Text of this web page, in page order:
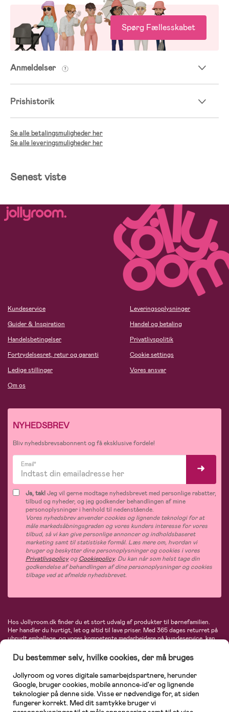
Spørg Fællesskabet
Anmeldelser
Prishistorik
Se alle betalingsmuligheder her
Se alle leveringsmuligheder her
Senest viste
Kundeservice
Guider & Inspiration
Handelsbetingelser
Fortrydelsesret, retur og garanti
Ledige stillinger
Om os
Leveringsoplysninger
Handel og betaling
Privatlivspolitik
Cookie settings
Vores ansvar
NYHEDSBREV
Bliv nyhedsbrevsabonnent og få eksklusive fordele!
Email*
Ja, tak!Jeg vil gerne modtage nyhedsbrevet med personlige rabatter,
tilbud og nyheder, og jeg godkender behandlingen af mine
personoplysninger i henhold til nedenstående.
Vores nyhedsbrev anvender cookies og lignende teknologi for at
måle markedsåbningsgraden og vores kunders interesse for vores
tilbud, så vi kan give personlige annoncer og indholdsbaseret
marketing samt til statistiske formål. Læs mere om, hvordan vi
bruger og beskytter dine personoplysninger og cookies i vores
PrivatlivspolicyogCookiepolicy. Du kan når som helst tage din
godkendelse af behandlingen af dine personoplysninger og cookies
tilbage ved at afmelde nyhedsbrevet.
Hos Jollyroom.dk finder du et stort udvalg af produkter til børnefamilien.
Her handler du hurtigt, let og altid til lave priser. Med 365 dages returret på
ubrudt emballage, og vores kompetente medarbejdere på kundeservice, kan
barnevogne, autostole, børne- og babytøj, produkter til gravide og ammende
mødre, indretning og inspiration, legetøj, babyudstyr og meget mere. Vi
tilbyder produkter fra velkendte varemærker som Britax, Maxi-Cosi, Baby
Jogger, BabyBjörn, Didriksons, KidKraft, Ergobaby, Phillips Avent, Neonate,
Cybex, LEGO og mange flere. Kort sagt - et kæmpe sortiment venter på dig!
Du bestemmer selv, hvilke cookies, der må bruges
Jollyroom og vores digitale samarbejdspartnere, herunder
Google, bruger cookies, mobile annonce-id'er og lignende
teknologier på denne side. Visse er nødvendige for, at siden
fungerer korrekt. Med dit samtykke bruger vi